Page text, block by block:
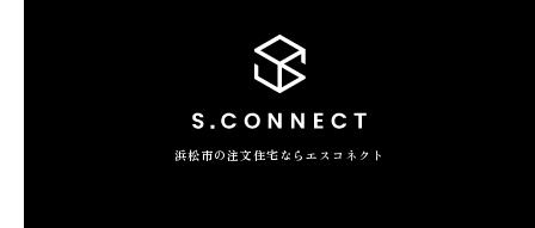
浜松市の注文住宅ならエスコネクト